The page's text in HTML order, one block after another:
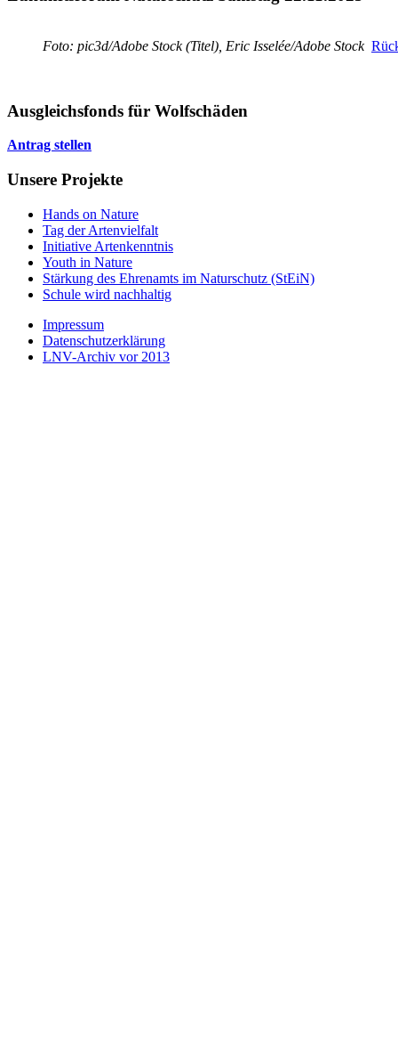
Foto: pic3d/Adobe Stock (Titel), Eric Isselée/Adobe Stock
Ausgleichsfonds für Wolfschäden
Antrag stellen
Unsere Projekte
Hands on Nature
Tag der Artenvielfalt
Initiative Artenkenntnis
Youth in Nature
Stärkung des Ehrenamts im Naturschutz (StEiN)
Schule wird nachhaltig
Impressum
Datenschutzerklärung
LNV-Archiv vor 2013